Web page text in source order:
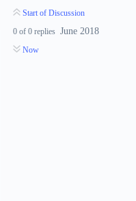
Start of Discussion
0 of 0 replies June 2018
Now